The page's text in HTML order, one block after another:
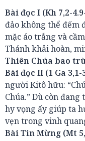
Bài đọc I (Kh 7,2-
đảo không thể đếm
mặc áo trắng và
Thánh khải hoàn,
Thiên Chúa bao
Bài đọc II (1 Ga 3,1-
người Kitô hữu:
Chúa.” Dù còn
hy vọng ấy giúp ta
vẹn trong vinh
Bài Tin Mừng (Mt